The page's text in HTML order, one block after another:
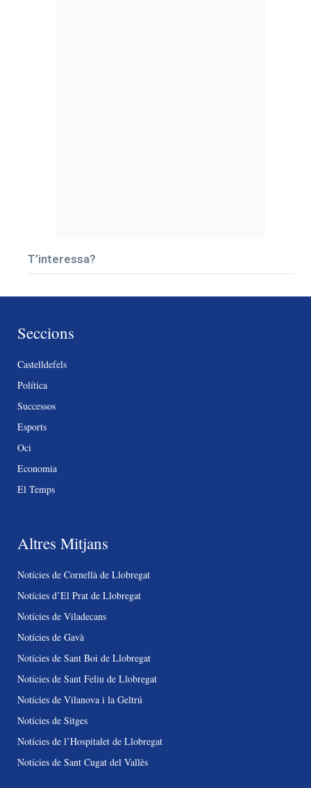
T’interessa?
Seccions
Castelldefels
Política
Successos
Esports
Oci
Economia
El Temps
Altres Mitjans
Notícies de Cornellà de Llobregat
Notícies d’El Prat de Llobregat
Notícies de Viladecans
Notícies de Gavà
Notícies de Sant Boi de Llobregat
Notícies de Sant Feliu de Llobregat
Notícies de Vilanova i la Geltrú
Notícies de Sitges
Notícies de l’Hospitalet de Llobregat
Notícies de Sant Cugat del Vallès